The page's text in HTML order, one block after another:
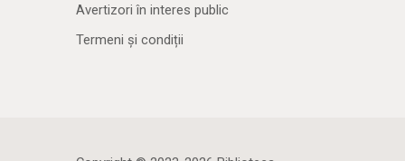
Avertizori în interes public
Termeni și condiții